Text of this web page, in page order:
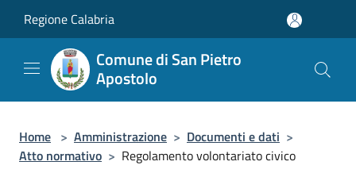
Regione Calabria
Comune di San Pietro
Apostolo
Home > Amministrazione > Documenti e dati >
Atto normativo > Regolamento volontariato civico